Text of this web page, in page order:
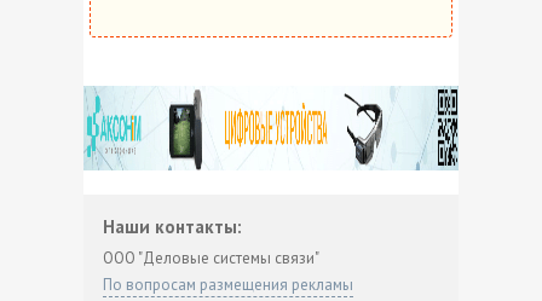
Наши контакты:
ООО "Деловые системы связи"
По вопросам размещения рекламы